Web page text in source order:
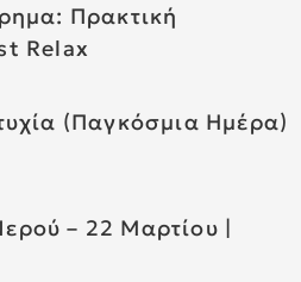
Πρακτική
Relax
(Παγκόσμια Ημέρα)
– 22 Μαρτίου |